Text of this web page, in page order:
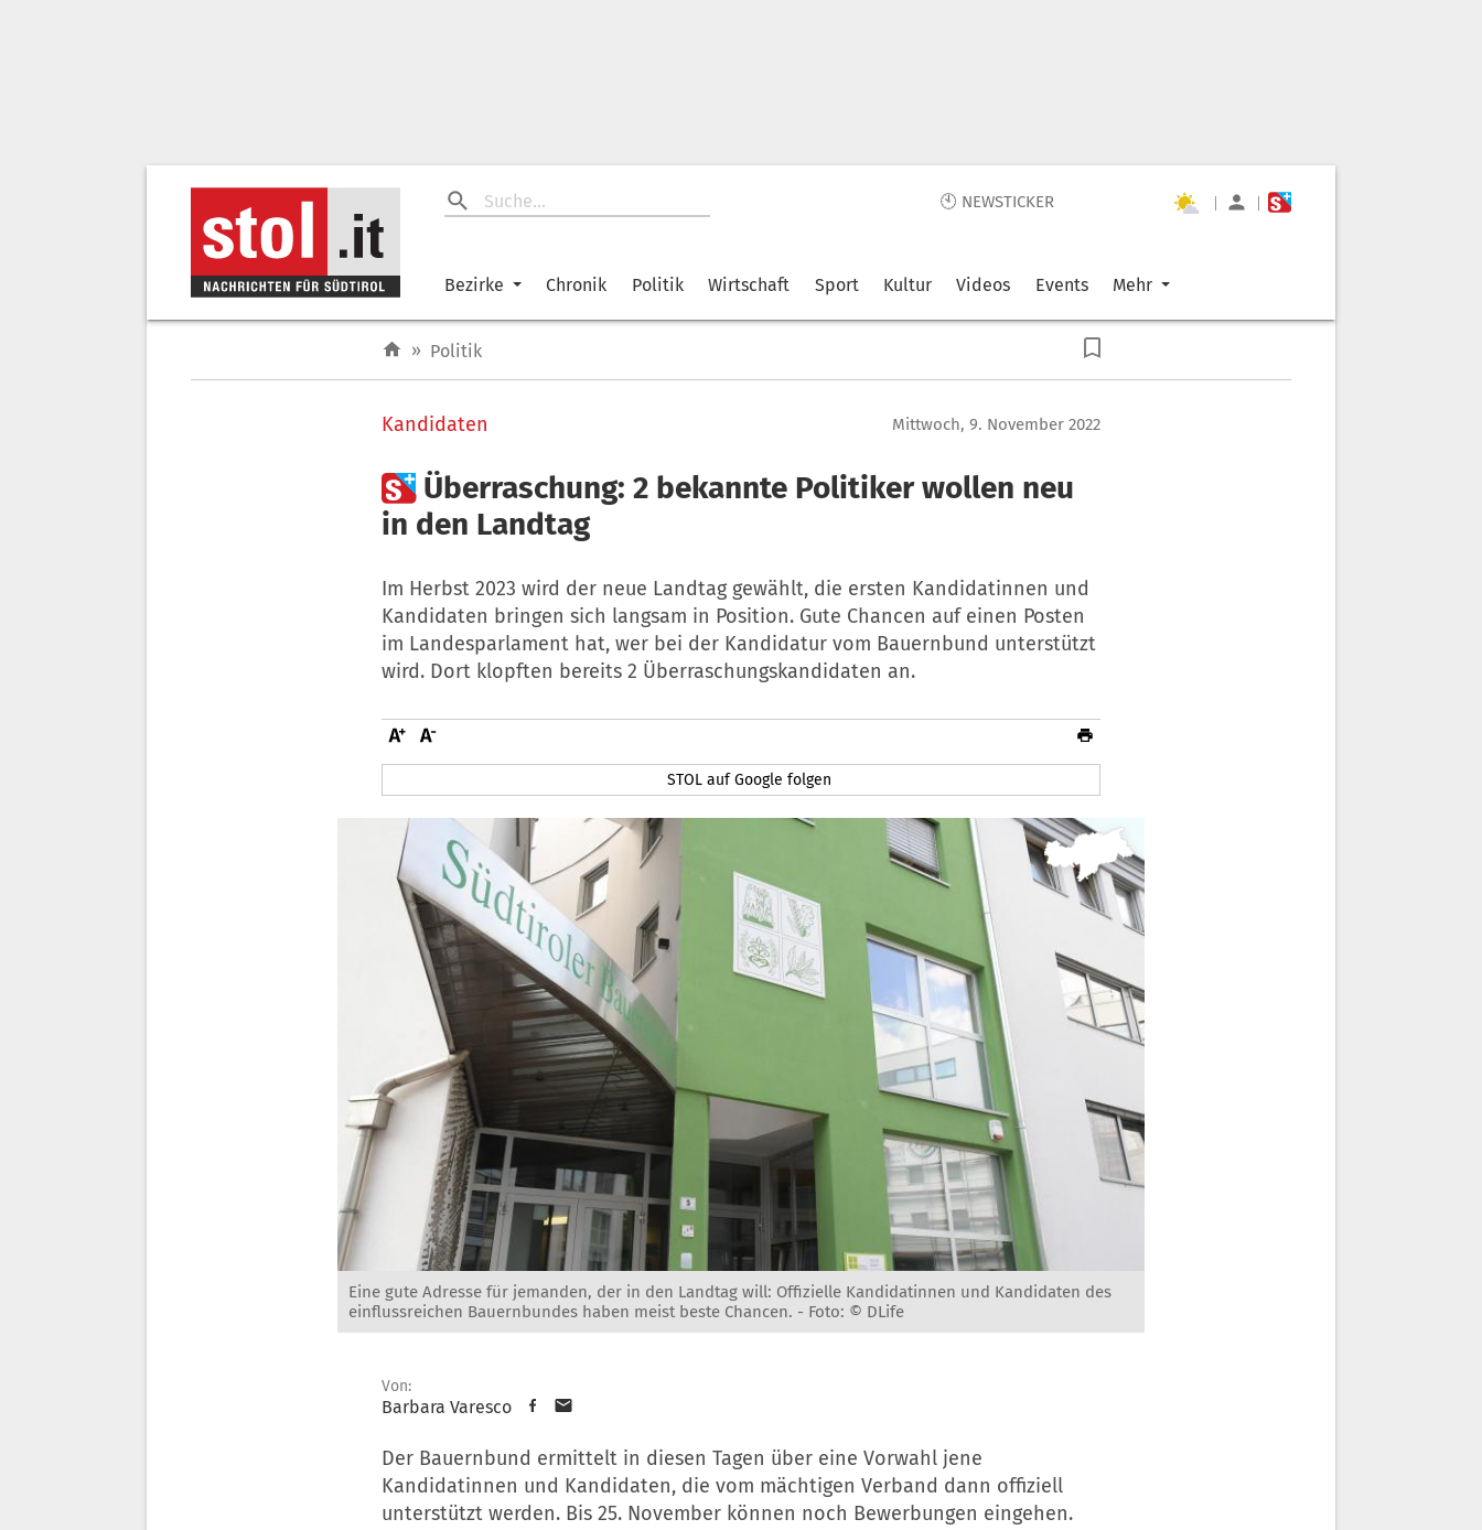
🕙 NEWSTICKER | |
Bezirke Chronik Politik Wirtschaft Sport Kultur Videos Events Mehr
» Politik
Kandidaten Mittwoch, 9. November 2022
 Überraschung: 2 bekannte Politiker wollen neu
in den Landtag
Im Herbst 2023 wird der neue Landtag gewählt, die ersten Kandidatinnen und
Kandidaten bringen sich langsam in Position. Gute Chancen auf einen Posten
im Landesparlament hat, wer bei der Kandidatur vom Bauernbund unterstützt
wird. Dort klopften bereits 2 Überraschungskandidaten an.
STOL auf Google folgen
Eine gute Adresse für jemanden, der in den Landtag will: Offizielle Kandidatinnen und Kandidaten des
einflussreichen Bauernbundes haben meist beste Chancen. - Foto: © DLife
Von:
Barbara Varesco
Der Bauernbund ermittelt in diesen Tagen über eine Vorwahl jene
Kandidatinnen und Kandidaten, die vom mächtigen Verband dann offiziell
unterstützt werden. Bis 25. November können noch Bewerbungen eingehen.